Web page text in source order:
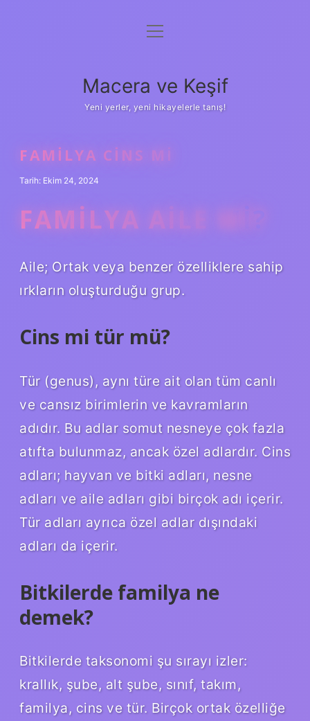
Anasayfa
Yasal Uyarı
menüyü
Macera ve Keşif
Yeni yerler, yeni hikayelerle tanış!
FAMILYA CINS MI
Tarih: Ekim 24, 2024
FAMILYA AILE MI?
Aile; Ortak veya benzer özelliklere sahip
ırkların oluşturduğu grup.
Cins mi tür mü?
Tür (genus), aynı türe ait olan tüm canlı
ve cansız birimlerin ve kavramların
adıdır. Bu adlar somut nesneye çok fazla
atıfta bulunmaz, ancak özel adlardır. Cins
adları; hayvan ve bitki adları, nesne
adları ve aile adları gibi birçok adı içerir.
Tür adları ayrıca özel adlar dışındaki
adları da içerir.
Bitkilerde familya ne
demek?
Bitkilerde taksonomi şu sırayı izler:
krallık, şube, alt şube, sınıf, takım,
familya, cins ve tür. Birçok ortak özelliğe